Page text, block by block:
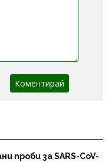
проби за SARS-CoV-